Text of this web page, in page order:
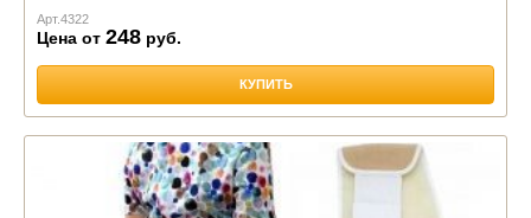
Арт.4322
Цена от 248 руб.
КУПИТЬ